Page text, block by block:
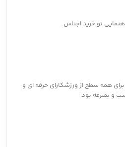
تو خرید اجناس.
همه سطح از ورزشکارای حرفه ای و
و بصرفه بود